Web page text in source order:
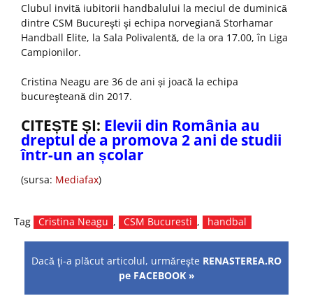
Clubul invită iubitorii handbalului la meciul de duminică
dintre CSM Bucureşti şi echipa norvegiană Storhamar
Handball Elite, la Sala Polivalentă, de la ora 17.00, în Liga
Campionilor.
Cristina Neagu are 36 de ani și joacă la echipa
bucureşteană din 2017.
CITEȘTE ȘI: Elevii din România au
dreptul de a promova 2 ani de studii
într-un an școlar
(sursa: Mediafax)
Tag Cristina Neagu , CSM Bucuresti , handbal
Dacă ţi-a plăcut articolul, urmăreşte RENASTEREA.RO
pe FACEBOOK »